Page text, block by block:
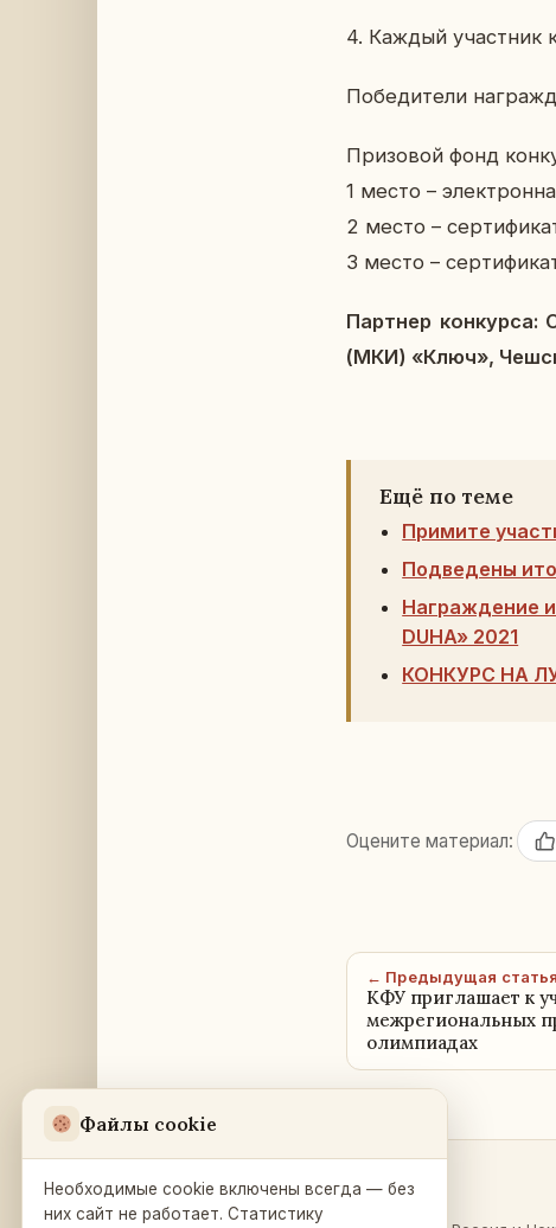
4. Каждый участ­ник
По­бе­ди­те­ли
При­зо­вой фонд
1 место –
2 место –
3 место –
Парт­нер кон­кур­са:
(МКИ) «Ключ»,
Ещё по теме
Примите
Подведены
Награждение
DUHA» 2021
КОНКУРС НА
Оцените материал:
← Предыдущая статья
КФУ приглашает к
межрегиональных
олимпиадах
Русский Дом
в Праге
Разделы
Файлы cookie
Необходимые cookie включены всегда — без
них сайт не работает. Статистику